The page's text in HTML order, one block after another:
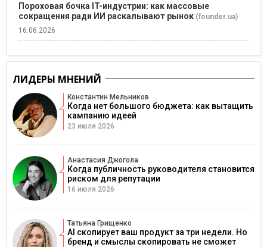
Пороховая бочка IT-индустрии: как массовые
сокращения ради ИИ раскалывают рынок (founder.ua)
16.06.2026
ЛИДЕРЫ МНЕНИЙ
Константин Мельников
Когда нет большого бюджета: как вытащить
кампанию идеей
23 июля 2026
Анастасия Джогола
Когда публичность руководителя становится
риском для репутации
16 июля 2026
Татьяна Грищенко
AI скопирует ваш продукт за три недели. Но
бренд и смыслы скопировать не сможет